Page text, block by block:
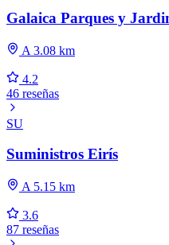
Galaica Parques y
A 3.08 km
4.2
46 reseñas
SU
Suministros Eirís
A 5.15 km
3.6
87 reseñas